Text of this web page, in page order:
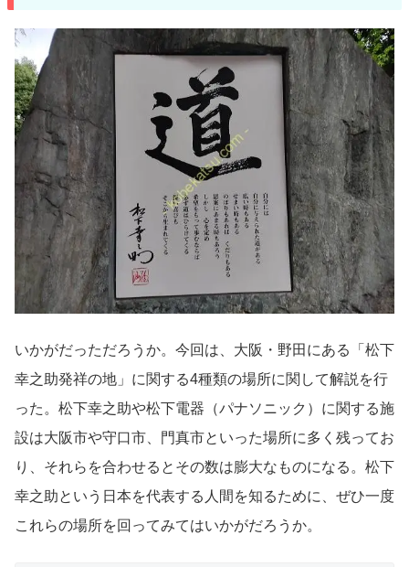
いかがだっただろうか。今回は、大阪・野田にある「松下
幸之助発祥の地」に関する4種類の場所に関して解説を行
った。松下幸之助や松下電器（パナソニック）に関する施
設は大阪市や守口市、門真市といった場所に多く残ってお
り、それらを合わせるとその数は膨大なものになる。松下
幸之助という日本を代表する人間を知るために、ぜひ一度
これらの場所を回ってみてはいかがだろうか。